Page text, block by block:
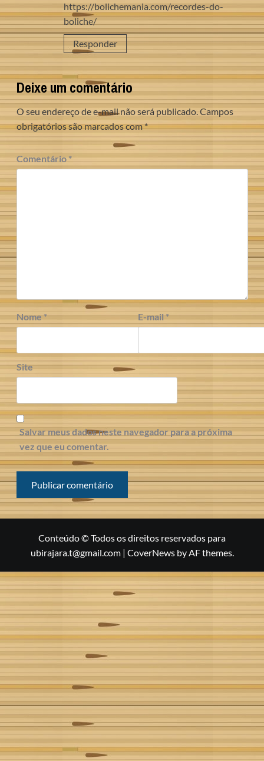
https://bolichemania.com/recordes-do-
boliche/
Responder
Deixe um comentário
O seu endereço de e-mail não será publicado.Campos
obrigatórios são marcados com*
Comentário*
Nome * E-mail*
Site
Salvar meus dados neste navegador para a próxima
vez que eu comentar.
Conteúdo © Todos os direitos reservados para
ubirajara.t@gmail.com | CoverNewsby AF themes.